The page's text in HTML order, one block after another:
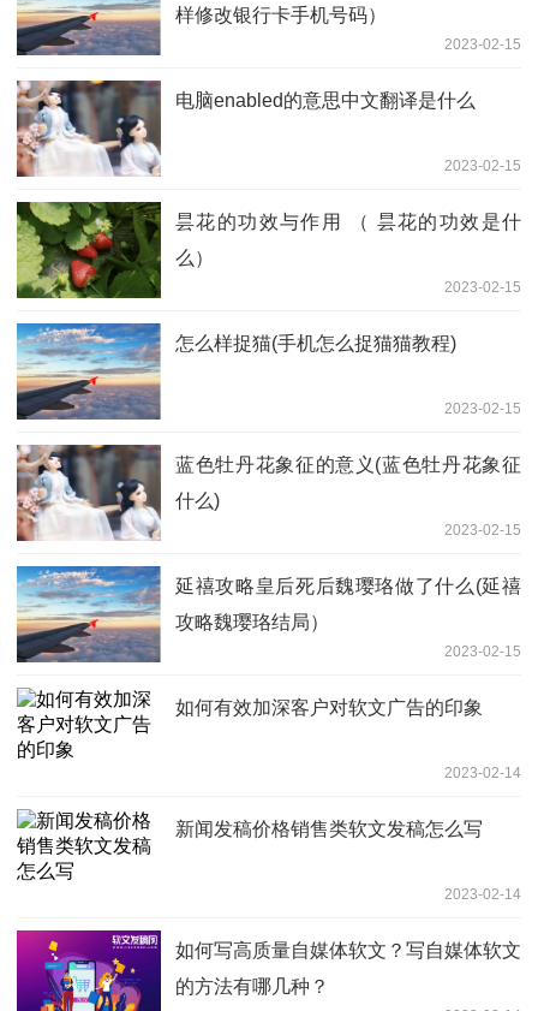
样修改银行卡手机号码）
2023-02-15
电脑enabled的意思中文翻译是什么
2023-02-15
昙花的功效与作用 （ 昙花的功效是什
么）
2023-02-15
怎么样捉猫(手机怎么捉猫猫教程)
2023-02-15
蓝色牡丹花象征的意义(蓝色牡丹花象征
什么)
2023-02-15
延禧攻略皇后死后魏璎珞做了什么(延禧
攻略魏璎珞结局）
2023-02-15
如何有效加深客户对软文广告的印象
2023-02-14
新闻发稿价格销售类软文发稿怎么写
2023-02-14
如何写高质量自媒体软文？写自媒体软文
的方法有哪几种？